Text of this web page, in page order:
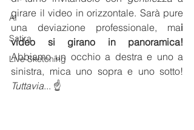
AI
Satira
Live Sketching
girare il video in orizzontale. Sarà pure
una deviazione professionale, mai
Abbiamo un occhio a destra e uno a
Tuttavia... ☝️